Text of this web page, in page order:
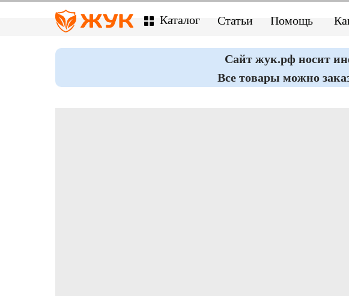
Помощь
Статьи
Каталог
Сайт жук.рф носит
Все товары можно